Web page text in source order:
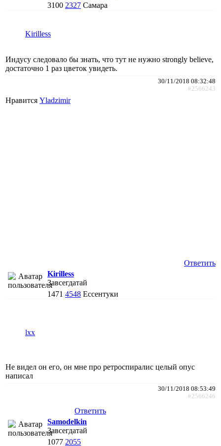
3100 2327 Самара
Kirilless
Индусу следовало бы знать, что тут не нужно strongly believe,
достаточно 1 раз цветок увидеть.
30/11/2018 08:32:48
#2566243
Нравится Yladzimir
Ответить
Kirilless
Завсегдатай
1471 4548 Ессентуки
lxx
Не видел он его, он мне про ретроспиралис целый опус
написал
30/11/2018 08:53:49
#2566246
Ответить
Samodelkin
Завсегдатай
1077 2055